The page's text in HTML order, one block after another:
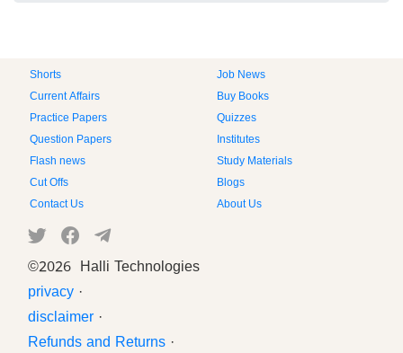
Shorts
Job News
Current Affairs
Buy Books
Practice Papers
Quizzes
Question Papers
Institutes
Flash news
Study Materials
Cut Offs
Blogs
Contact Us
About Us
©2026 Halli Technologies
privacy ·
disclaimer ·
Refunds and Returns ·